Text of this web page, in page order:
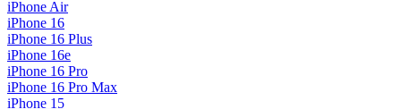
iPhone Air
iPhone 16
iPhone 16 Plus
iPhone 16e
iPhone 16 Pro
iPhone 16 Pro Max
iPhone 15